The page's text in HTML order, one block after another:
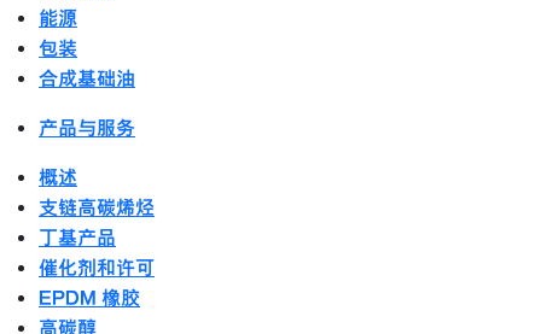
能源
包装
合成基础油
产品与服务
概述
支链高碳烯烃
丁基产品
催化剂和许可
EPDM 橡胶
高碳醇